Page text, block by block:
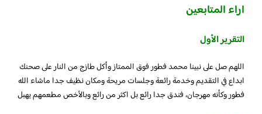
اراء المتابعين
التقرير الأول
اللهم صل على نبينا محمد فطور فوق الممتاز وأكل طازج من النار على صحنك
ابداع في التقديم وخدمة رائعة وجلسات مريحة ومكان نظيف جدا ماشاء الله
فطور وكأنه مهرجان، فندق جدا رائع بل اكثر من رائع وبالأخص مطعمهم يهبل